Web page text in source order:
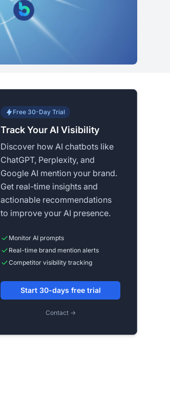
Free 30-Day Trial
Track Your AI Visibility
Discover how AI chatbots like
ChatGPT, Perplexity, and
Google AI mention your brand.
Get real-time insights and
actionable recommendations
to improve your AI presence.
Monitor AI prompts
Real-time brand mention alerts
Competitor visibility tracking
Start 30-days free trial
Contact →